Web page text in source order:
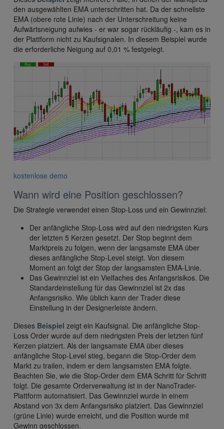
den ausgewählten EMA unterschritten hat. Da der schnellste
EMA (obere rote Linie) nach der Unterschreitung keine
Aufwärtsneigung aufwies - er war sogar rückläufig -, kam es in
der Plattform nicht zu Kaufsignalen. In diesem Beispiel wurde
die erforderliche Neigung auf 0,01 % festgelegt.
kostenlose demo
Wann wird eine Position geschlossen?
Die Strategie verwendet einen Stop-Loss und ein Gewinnziel:
Der anfängliche Stop-Loss wird auf den niedrigsten Kurs
der letzten 5 Kerzen gesetzt. Der Stop beginnt dem
Marktpreis zu folgen, wenn der langsamste EMA über
dieses anfängliche Stop-Level steigt. Von diesem
Moment an folgt der Stop der langsamsten EMA-Linie.
Das Gewinnziel ist ein Vielfaches des Anfangsrisikos. Die
Standardeinstellung für das Gewinnziel ist 2x das
Anfangsrisiko. Wie üblich kann der Trader diese
Einstellung in der Designerleiste ändern.
Dieses Beispiel zeigt ein Kaufsignal. Die anfängliche Stop-
Loss Order wurde auf dem niedrigsten Preis der letzten fünf
Kerzen platziert. Als der langsamste EMA über dieses
anfängliche Stop-Level stieg, begann die Stop-Order dem
Markt zu trailen, indem er dem langsamsten EMA folgte.
Beachten Sie, wie die Stop-Order dem EMA Schritt für Schritt
folgt. Die gesamte Orderverwaltung ist in der NanoTrader-
Plattform automatisiert. Das Gewinnziel wurde in einem
Abstand von 3x dem Anfangsrisiko platziert. Das Gewinnziel
(grüne Linie) wurde erreicht, und die Position wurde mit
Gewinn geschlossen.